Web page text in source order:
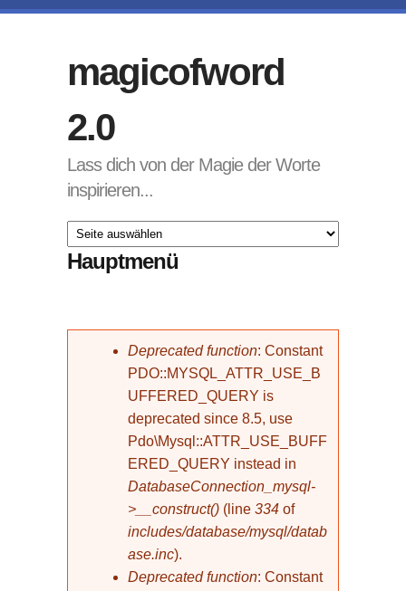
magicofword
2.0
Lass dich von der Magie der Worte
inspirieren...
Hauptmenü
Fehlermeldung
Deprecated function: Constant
PDO::MYSQL_ATTR_USE_B
UFFERED_QUERY is
deprecated since 8.5, use
Pdo\Mysql::ATTR_USE_BUFF
ERED_QUERY instead in
DatabaseConnection_mysql-
>__construct() (line 334 of
includes/database/mysql/datab
ase.inc).
Deprecated function: Constant